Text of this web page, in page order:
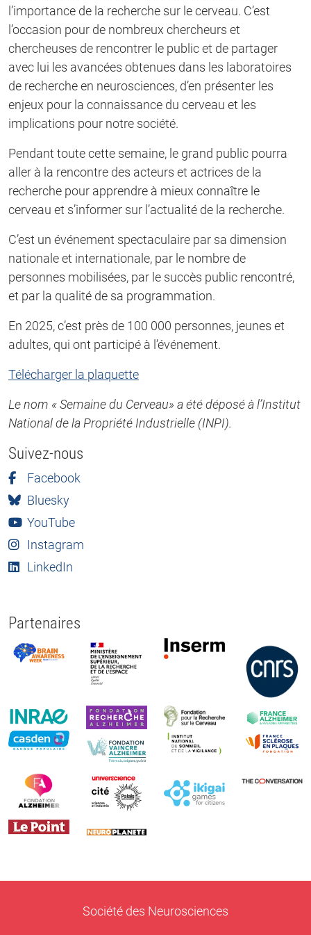
l’importance de la recherche sur le cerveau. C’est
l’occasion pour de nombreux chercheurs et
chercheuses de rencontrer le public et de partager
avec lui les avancées obtenues dans les laboratoires
de recherche en neurosciences, d’en présenter les
enjeux pour la connaissance du cerveau et les
implications pour notre société.
Pendant toute cette semaine, le grand public pourra
aller à la rencontre des acteurs et actrices de la
recherche pour apprendre à mieux connaître le
cerveau et s’informer sur l’actualité de la recherche.
C’est un événement spectaculaire par sa dimension
nationale et internationale, par le nombre de
personnes mobilisées, par le succès public rencontré,
et par la qualité de sa programmation.
En 2025, c’est près de 100 000 personnes, jeunes et
adultes, qui ont participé à l’événement.
Télécharger la plaquette
Le nom « Semaine du Cerveau» a été déposé à l’Institut
National de la Propriété Industrielle (INPI).
Suivez-nous
Facebook
Bluesky
YouTube
Instagram
LinkedIn
Partenaires
Société des Neurosciences